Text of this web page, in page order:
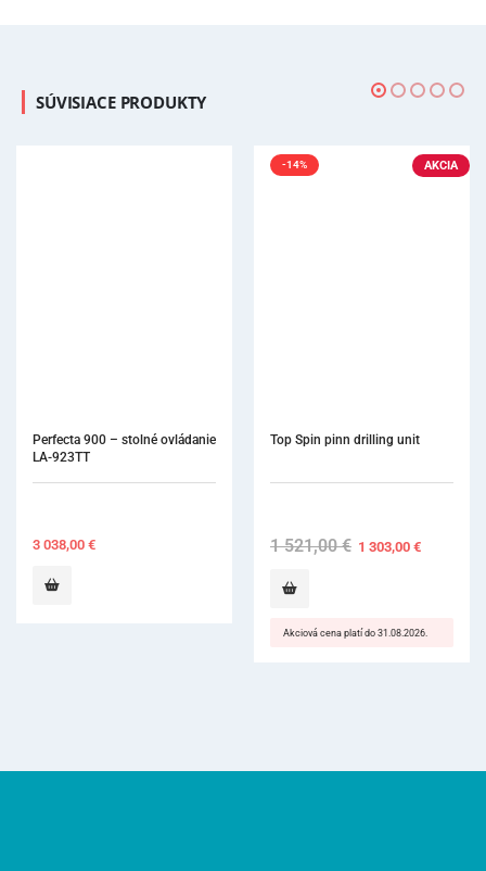
SÚVISIACE PRODUKTY
Perfecta 900 – stolné ovládanie
LA-923TT
3 038,00 €
AKCIA
-14%
Top Spin pinn drilling unit
1 521,00€ Original
1 303,00€Current
Akciová cena platí do 31.08.2026.